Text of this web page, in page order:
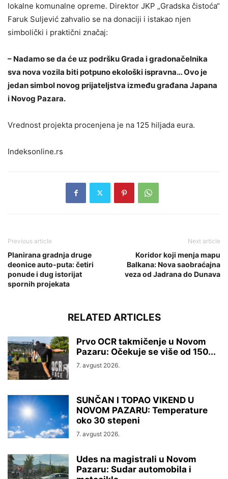
lokalne komunalne opreme. Direktor JKP „Gradska čistoća“
Faruk Suljević zahvalio se na donaciji i istakao njen
simbolički i praktični značaj:
– Nadamo se da će uz podršku Grada i gradonačelnika
sva nova vozila biti potpuno ekološki ispravna… Ovo je
jedan simbol novog prijateljstva između građana Japana
i Novog Pazara.
Vrednost projekta procenjena je na 125 hiljada eura.
Indeksonline.rs
Previous article
Planirana gradnja druge
deonice auto-puta: četiri
ponude i dug istorijat
spornih projekata
Next article
Koridor koji menja mapu
Balkana: Nova saobraćajna
veza od Jadrana do Dunava
RELATED ARTICLES
Prvo OCR takmičenje u Novom
Pazaru: Očekuje se više od 150...
7. avgust 2026.
SUNČAN I TOPAO VIKEND U
NOVOM PAZARU: Temperature
oko 30 stepeni
7. avgust 2026.
Udes na magistrali u Novom
Pazaru: Sudar automobila i